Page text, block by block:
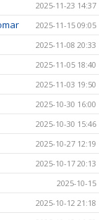
2025-11-23 14:37
2025-11-15 09:05
2025-11-08 20:33
2025-11-05 18:40
2025-11-03 19:50
2025-10-30 16:00
2025-10-30 15:46
2025-10-27 12:19
2025-10-17 20:13
2025-10-15
2025-10-12 21:18